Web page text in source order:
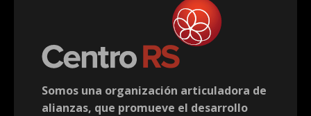
Somos una organización articuladora de
alianzas, que promueve el desarrollo